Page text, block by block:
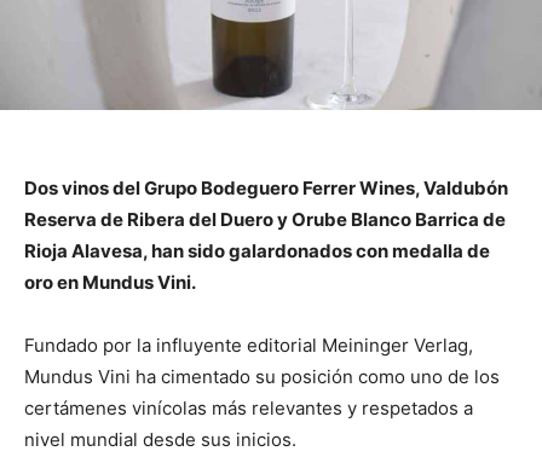
Dos vinos del Grupo Bodeguero Ferrer Wines, Valdubón
Reserva de Ribera del Duero y Orube Blanco Barrica de
Rioja Alavesa, han sido galardonados con medalla de
oro en Mundus Vini.
Fundado por la influyente editorial Meininger Verlag,
Mundus Vini ha cimentado su posición como uno de los
certámenes vinícolas más relevantes y respetados a
nivel mundial desde sus inicios.